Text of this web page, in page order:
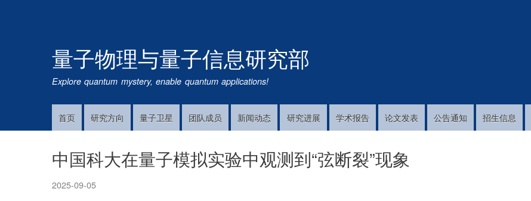
量子物理与量子信息研究部
Explore quantum mystery, enable quantum applications!
Main首页 研究方向 量子卫星 团队成员 新闻动态 研究进展 学术报告 论文发表 公告通知 招生信息
中国科大在量子模拟实验中观测到“弦断裂”现象
2025-09-05